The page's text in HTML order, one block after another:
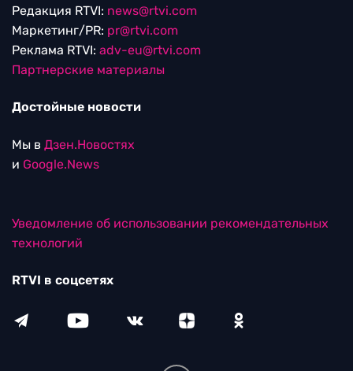
Редакция RTVI: news@rtvi.com
Маркетинг/PR: pr@rtvi.com
Реклама RTVI: adv-eu@rtvi.com
Партнерские материалы
Достойные новости
Мы в Дзен.Новостях
и Google.News
Уведомление об использовании рекомендательных
технологий
RTVI в соцсетях